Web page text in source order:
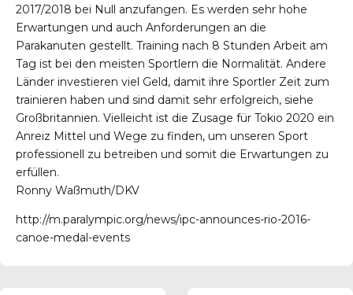
2017/2018 bei Null anzufangen. Es werden sehr hohe
Erwartungen und auch Anforderungen an die
Parakanuten gestellt. Training nach 8 Stunden Arbeit am
Tag ist bei den meisten Sportlern die Normalität. Andere
Länder investieren viel Geld, damit ihre Sportler Zeit zum
trainieren haben und sind damit sehr erfolgreich, siehe
Großbritannien. Vielleicht ist die Zusage für Tokio 2020 ein
Anreiz Mittel und Wege zu finden, um unseren Sport
professionell zu betreiben und somit die Erwartungen zu
erfüllen.
Ronny Waßmuth/DKV
http://m.paralympic.org/news/ipc-announces-rio-2016-
canoe-medal-events